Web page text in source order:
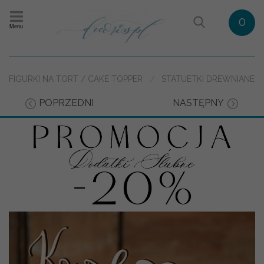
Menu 0
FIGURKI NA TORT / CAKE TOPPER STATUETKI DREWNIANE
POPRZEDNI NASTĘPNY